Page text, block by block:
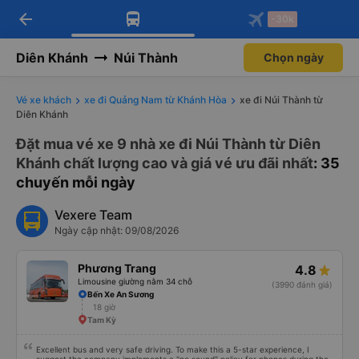
Tải app Vexere ngay!
Nhận ưu đãi thành viên độc
Mở app
Tải app Vexere
-30k/ghế khi đặt vé máy bay qua
Mở app
arrow_back -30k
Diên Khánh Núi Thành Chọn ngày
Vé xe khách xe đi Quảng Nam từ Khánh Hòa
xe đi Núi Thành từ
Diên Khánh
Đặt mua vé xe 9 nhà xe đi Núi Thành từ Diên
Khánh chất lượng cao và giá vé ưu đãi nhất: 35
chuyến mỗi ngày
Vexere Team
Ngày cập nhật: 09/08/2026
Phương Trang
Limousine giường nằm 34 chỗ
4.8
(3990 đánh giá)
Bến Xe An Sương
18 giờ
Tam Kỳ
Excellent bus and very safe driving. To make this a 5-star experience, I